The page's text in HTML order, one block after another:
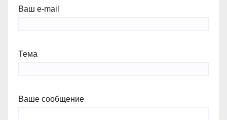
Ваш e-mail
Тема
Ваше сообщение